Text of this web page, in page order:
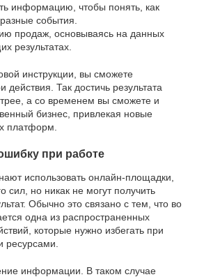
информацию, чтобы понять, как
события.
продаж, основываясь на данных
результатах.
инструкции, вы сможете
действия. Так достичь результата
а со временем вы сможете и
бизнес, привлекая новые
платформ.
при работе
использовать онлайн-площадки,
сил, но никак не могут получить
Обычно это связано с тем, что во
одна из распространенных
которые нужно избегать при
ресурсами.
информации. В таком случае